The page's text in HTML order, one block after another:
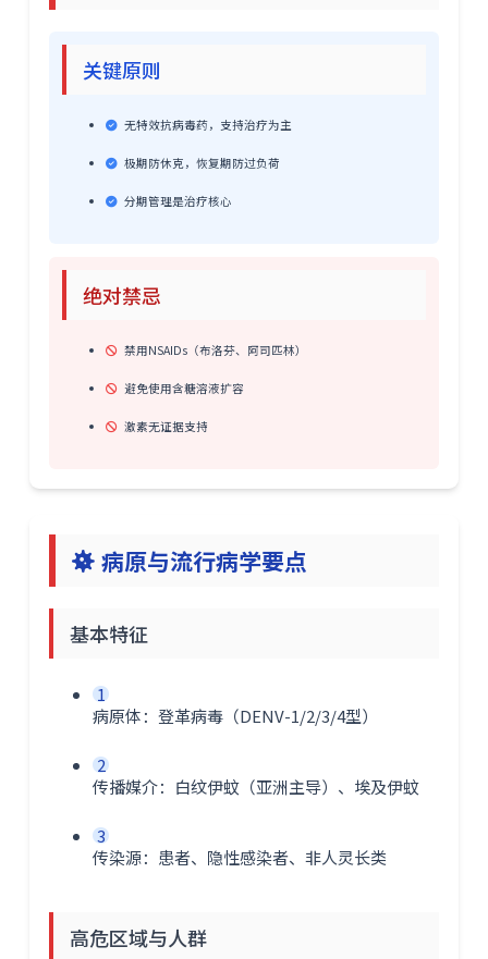
关键原则
无特效抗病毒药，支持治疗为主
极期防休克，恢复期防过负荷
分期管理是治疗核心
绝对禁忌
禁用NSAIDs（布洛芬、阿司匹林）
避免使用含糖溶液扩容
激素无证据支持
病原与流行病学要点
基本特征
1
病原体：登革病毒（DENV-1/2/3/4型）
2
传播媒介：白纹伊蚊（亚洲主导）、埃及伊蚊
3
传染源：患者、隐性感染者、非人灵长类
高危区域与人群